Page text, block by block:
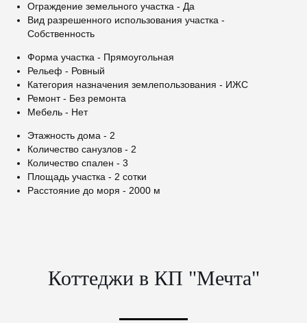
Ограждение земельного участка - Да
Вид разрешенного использования участка -
Собственность
Форма участка - Прямоугольная
Рельеф - Ровный
Категория назначения землепользования - ИЖС
Ремонт - Без ремонта
Мебель - Нет
Этажность дома - 2
Количество санузлов - 2
Количество спален - 3
Площадь участка - 2 сотки
Расстояние до моря - 2000 м
Коттеджи в КП "Мечта"